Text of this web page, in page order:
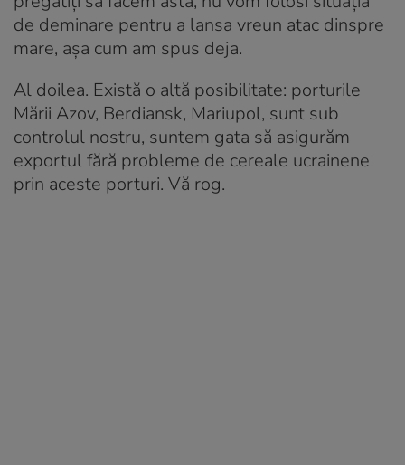
de deminare pentru a lansa vreun atac dinspre
mare, așa cum am spus deja.
Al doilea. Există o altă posibilitate: porturile
Mării Azov, Berdiansk, Mariupol, sunt sub
controlul nostru, suntem gata să asigurăm
exportul fără probleme de cereale ucrainene
prin aceste porturi. Vă rog.